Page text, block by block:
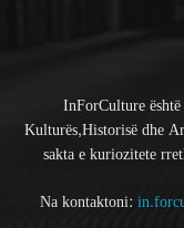
InForCulture
Kulturës,Historisë dhe
sakta e kuriozitete
Na kontaktoni: